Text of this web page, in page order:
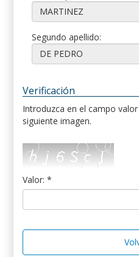
Segundo apellido:
Verificación
Introduzca en el campo
siguiente imagen.
Valor: *